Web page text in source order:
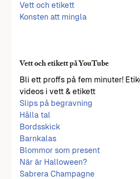
Vett och etikett
Konsten att mingla
Vett och etikett på YouTube
Bli ett proffs på fem minuter!
videos i vett & etikett
Slips på begravning
Hålla tal
Bordsskick
Barnkalas
Blommor som present
När är Halloween?
Sabrera Champagne